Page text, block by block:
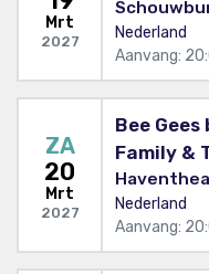
Mrt
2027
Nederland
Aanvang:
ZA
20
Mrt
2027
Bee
Family &
Nederland
Aanvang: